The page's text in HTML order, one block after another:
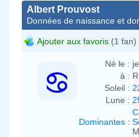
Albert Prouvost
Données de naissance et
Ajouter aux favoris (1 fan)
Né le :
à :
Soleil :
Lune :
Dominantes :